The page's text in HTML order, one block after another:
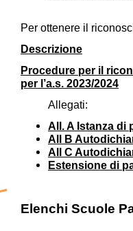
Per ottenere il
Descrizione
Procedure per il
per l’a.s. 2023/2024
Allegati:
All. A Istanza di
All B
All C
Estensione di
Elenchi Scuole